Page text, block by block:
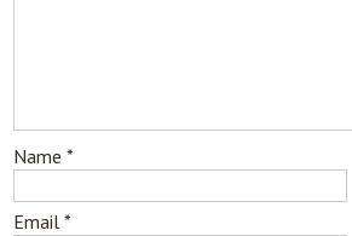
Name*
Email*